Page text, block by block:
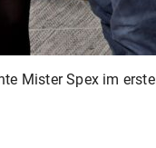
Mister Spex im